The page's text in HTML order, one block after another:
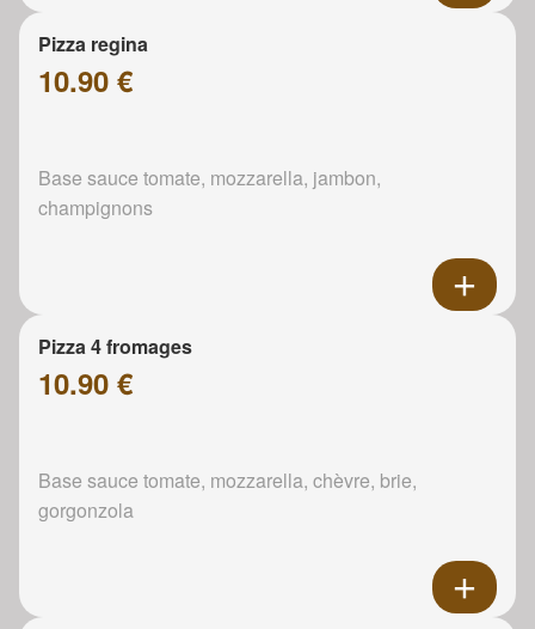
Pizza regina
10.90 €
Base sauce tomate, mozzarella, jambon,
champignons
Pizza 4 fromages
10.90 €
Base sauce tomate, mozzarella, chèvre, brie,
gorgonzola